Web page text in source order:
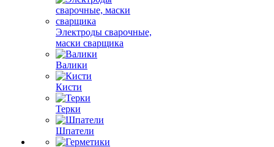
Электроды сварочные,
маски сварщика
Валики
Кисти
Терки
Шпатели